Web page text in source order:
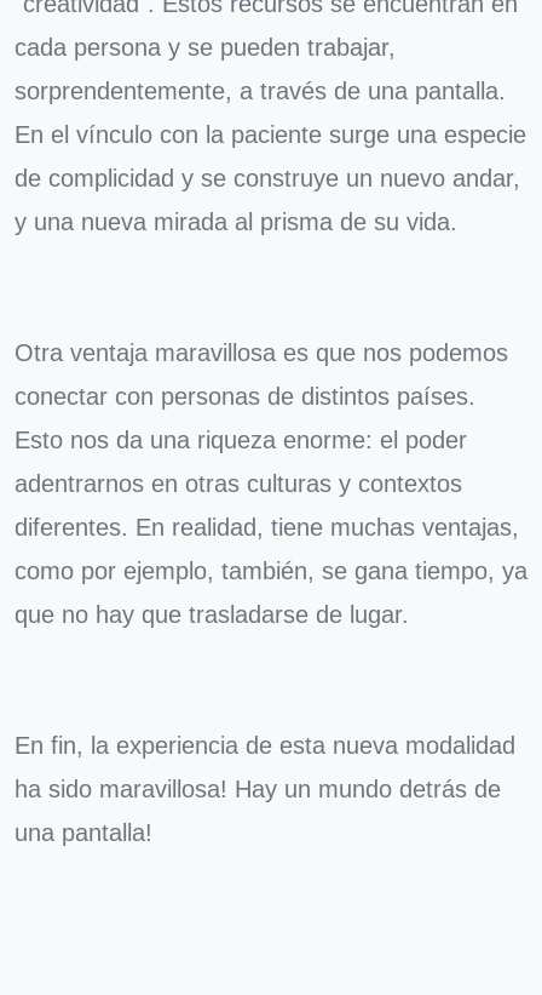
cada persona y se pueden trabajar,
sorprendentemente, a través de una pantalla.
En el vínculo con la paciente surge una especie
de complicidad y se construye un nuevo andar,
y una nueva mirada al prisma de su vida.
Otra ventaja maravillosa es que nos podemos
conectar con personas de distintos países.
Esto nos da una riqueza enorme: el poder
adentrarnos en otras culturas y contextos
diferentes. En realidad, tiene muchas ventajas,
como por ejemplo, también, se gana tiempo, ya
que no hay que trasladarse de lugar.
En fin, la experiencia de esta nueva modalidad
ha sido maravillosa! Hay un mundo detrás de
una pantalla!